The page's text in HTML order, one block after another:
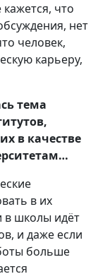
что
нет
человек,
карьеру,
тема
в качестве
в их
в школы идёт
и даже если
больше